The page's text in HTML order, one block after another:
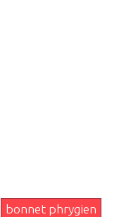
bonnet phrygien